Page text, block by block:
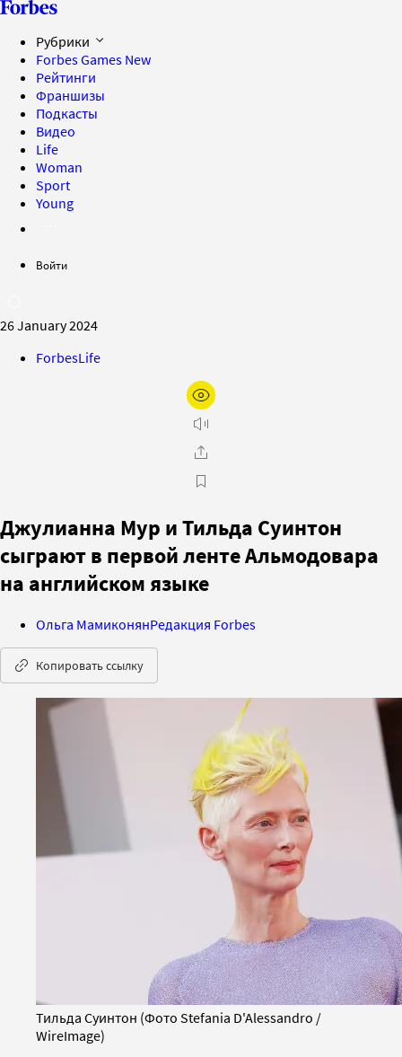
Рубрики
Forbes Games New
Рейтинги
Франшизы
Подкасты
Видео
Life
Woman
Sport
Young
Войти
26 January 2024
ForbesLife
Джулианна Мур и Тильда Суинтон
сыграют в первой ленте Альмодовара
на английском языке
Ольга МамиконянРедакция Forbes
Копировать ссылку
Тильда Суинтон (Фото Stefania D'Alessandro /
WireImage)